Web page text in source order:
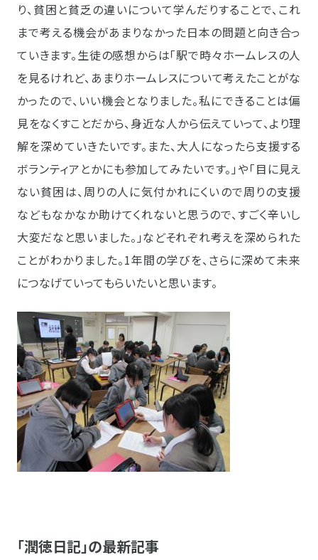
り、貧困と貧乏の違いについて学んだりすることで、これ
まで考える機会があまりなかった日本の問題と向き合っ
ていきます。生徒の感想からは「駅で時々ホームレスの人
を見るけれど、あまりホームレスについて考えたことがな
かったので、いい機会となりました。私にできることは偏
見をなくすことだから、身近な人から伝えていって、より理
解を深めていきたいです。また、大人になったら支援する
ボランティアとかにも参加してみたいです。」や「目に見え
ない貧困は、周りの人に気付かれにくいので周りの支援
などもなかなか助けてくれないと思うので、すごく辛いし
大変だなと思いました。」などそれぞれ考えを深められた
ことがわかりました。1年間の学びを、さらに深めて未来
につなげていってもらいたいと思います。
「潤徳日記」の最新記事